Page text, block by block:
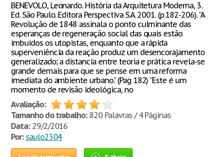
BENEVOLO, Leonardo. História da Arquitetura Moderna, 3.
Ed. São Paulo. Editora Perspectiva S.A. 2001. (p.182-206). “A
Revolução de 1848 assinala o ponto culminante das
esperanças de regeneração social das quais estão
imbuídos os utopistas, enquanto que a rápida
superveniência da reação produz um desencorajamento
generalizado; a distancia entre teoria e prática revela-se
grande demais para que se pense em uma reforma
imediata do ambiente urbano.” (Pag 182) “Este é um
momento de revisão ideológica, no
Avaliação:
Tamanho do trabalho:820 Palavras / 4 Páginas
Data:29/2/2016
Por: saulo2304